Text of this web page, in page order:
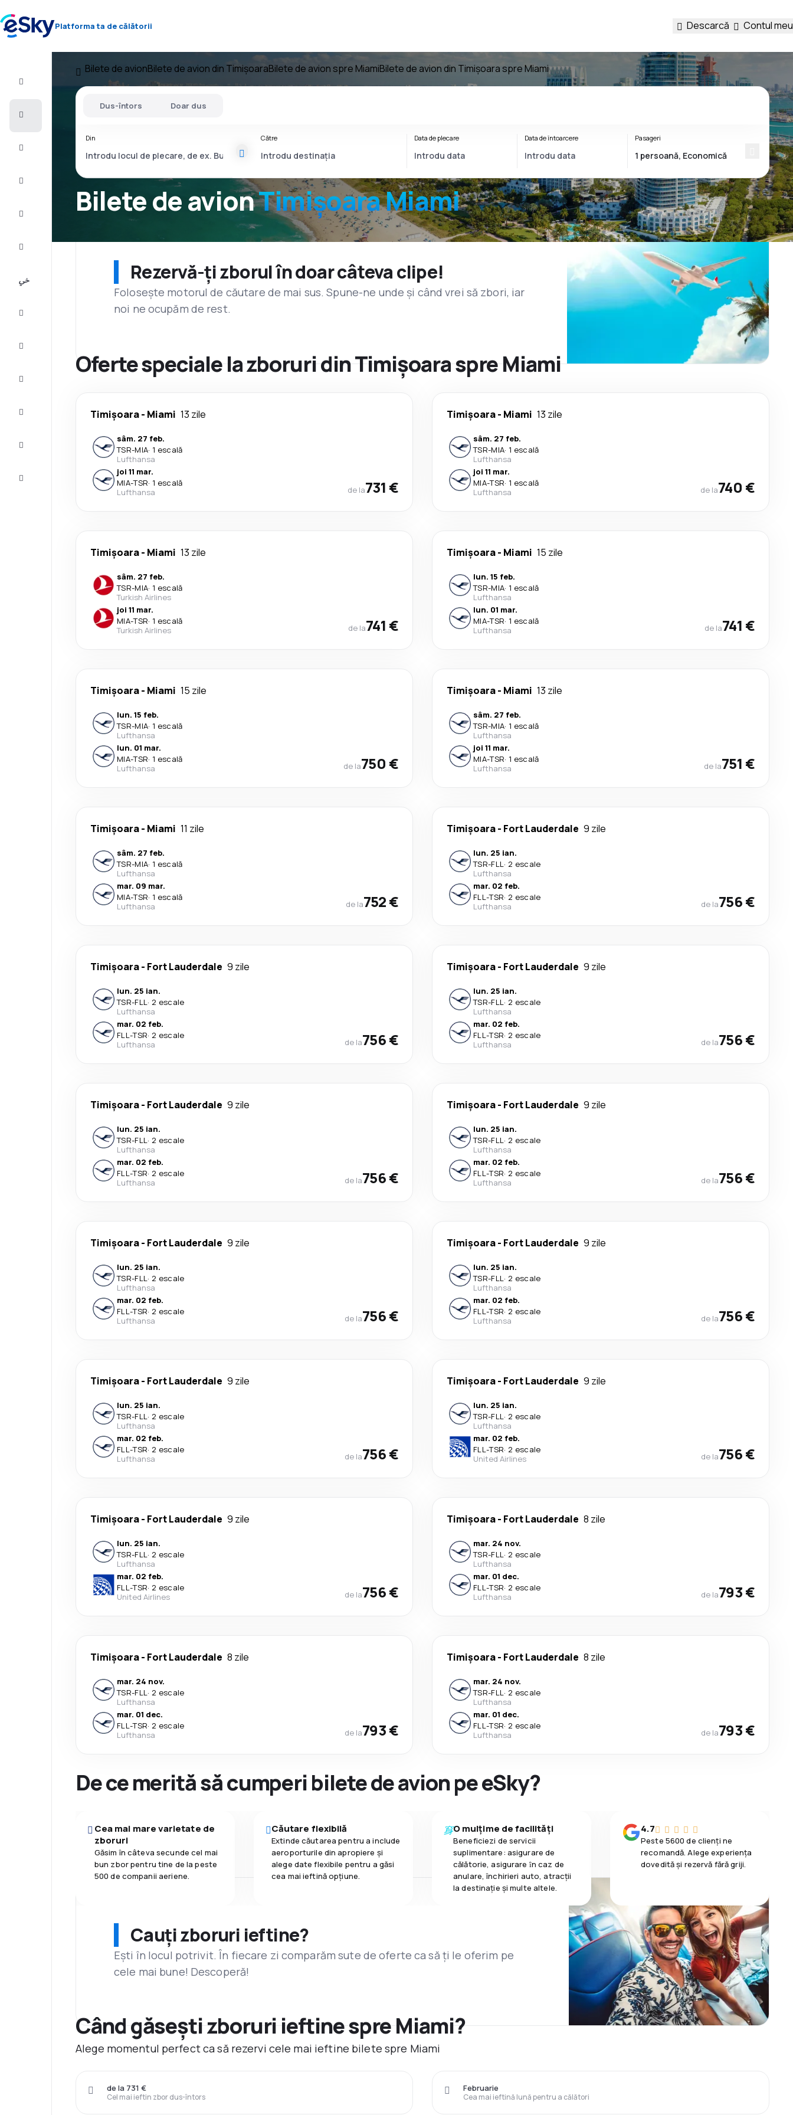
Platforma ta de călătorii Descarcă Contul meu
Bilete de avionBilete de avion din TimișoaraBilete de avion spre MiamiBilete de avion din Timișoara spre Miami
Bilete de avionTimișoara Miami
Dus-întors Doar dus
Din Către Data de plecare Data de întoarcere Pasageri
Rezervă-ți zborul în doar câteva clipe!
Folosește motorul de căutare de mai sus. Spune-ne unde și când vrei să zbori, iar
noi ne ocupăm de rest.
Oferte speciale la zboruri din Timișoara spre Miami
Timișoara- Miami 13 zile
sâm. 27 feb.
TSR-MIA· 1 escală
Lufthansa
joi 11 mar.
MIA-TSR· 1 escală
Lufthansa
de la731 €
Timișoara- Miami 13 zile
sâm. 27 feb.
TSR-MIA· 1 escală
Lufthansa
joi 11 mar.
MIA-TSR· 1 escală
Lufthansa
de la740 €
Timișoara- Miami 13 zile
sâm. 27 feb.
TSR-MIA· 1 escală
Turkish Airlines
joi 11 mar.
MIA-TSR· 1 escală
Turkish Airlines
de la741 €
Timișoara- Miami 15 zile
lun. 15 feb.
TSR-MIA· 1 escală
Lufthansa
lun. 01 mar.
MIA-TSR· 1 escală
Lufthansa
de la741 €
Timișoara- Miami 15 zile
lun. 15 feb.
TSR-MIA· 1 escală
Lufthansa
lun. 01 mar.
MIA-TSR· 1 escală
Lufthansa
de la750 €
Timișoara- Miami 13 zile
sâm. 27 feb.
TSR-MIA· 1 escală
Lufthansa
joi 11 mar.
MIA-TSR· 1 escală
Lufthansa
de la751 €
Timișoara- Miami 11 zile
sâm. 27 feb.
TSR-MIA· 1 escală
Lufthansa
mar. 09 mar.
MIA-TSR· 1 escală
Lufthansa
de la752 €
Timișoara- Fort Lauderdale 9 zile
lun. 25 ian.
TSR-FLL· 2 escale
Lufthansa
mar. 02 feb.
FLL-TSR· 2 escale
Lufthansa
de la756 €
Timișoara- Fort Lauderdale 9 zile
lun. 25 ian.
TSR-FLL· 2 escale
Lufthansa
mar. 02 feb.
FLL-TSR· 2 escale
Lufthansa
de la756 €
Timișoara- Fort Lauderdale 9 zile
lun. 25 ian.
TSR-FLL· 2 escale
Lufthansa
mar. 02 feb.
FLL-TSR· 2 escale
Lufthansa
de la756 €
Timișoara- Fort Lauderdale 9 zile
lun. 25 ian.
TSR-FLL· 2 escale
Lufthansa
mar. 02 feb.
FLL-TSR· 2 escale
Lufthansa
de la756 €
Timișoara- Fort Lauderdale 9 zile
lun. 25 ian.
TSR-FLL· 2 escale
Lufthansa
mar. 02 feb.
FLL-TSR· 2 escale
Lufthansa
de la756 €
Timișoara- Fort Lauderdale 9 zile
lun. 25 ian.
TSR-FLL· 2 escale
Lufthansa
mar. 02 feb.
FLL-TSR· 2 escale
Lufthansa
de la756 €
Timișoara- Fort Lauderdale 9 zile
lun. 25 ian.
TSR-FLL· 2 escale
Lufthansa
mar. 02 feb.
FLL-TSR· 2 escale
Lufthansa
de la756 €
Timișoara- Fort Lauderdale 9 zile
lun. 25 ian.
TSR-FLL· 2 escale
Lufthansa
mar. 02 feb.
FLL-TSR· 2 escale
Lufthansa
de la756 €
Timișoara- Fort Lauderdale 9 zile
lun. 25 ian.
TSR-FLL· 2 escale
Lufthansa
mar. 02 feb.
FLL-TSR· 2 escale
United Airlines
de la756 €
Timișoara- Fort Lauderdale 9 zile
lun. 25 ian.
TSR-FLL· 2 escale
Lufthansa
mar. 02 feb.
FLL-TSR· 2 escale
United Airlines
de la756 €
Timișoara- Fort Lauderdale 8 zile
mar. 24 nov.
TSR-FLL· 2 escale
Lufthansa
mar. 01 dec.
FLL-TSR· 2 escale
Lufthansa
de la793 €
Timișoara- Fort Lauderdale 8 zile
mar. 24 nov.
TSR-FLL· 2 escale
Lufthansa
mar. 01 dec.
FLL-TSR· 2 escale
Lufthansa
de la793 €
Timișoara- Fort Lauderdale 8 zile
mar. 24 nov.
TSR-FLL· 2 escale
Lufthansa
mar. 01 dec.
FLL-TSR· 2 escale
Lufthansa
de la793 €
De ce merită să cumperi bilete de avion pe eSky?
Cea mai mare varietate de
zboruri
Găsim în câteva secunde cel mai
bun zbor pentru tine de la peste
500 de companii aeriene.
Căutare flexibilă
Extinde căutarea pentru a include
aeroporturile din apropiere și
alege date flexibile pentru a găsi
cea mai ieftină opțiune.
O mulțime de facilități
Beneficiezi de servicii
suplimentare: asigurare de
călătorie, asigurare ȋn caz de
anulare, închirieri auto, atracții
la destinaţie și multe altele.
4.7
Peste 5600 de clienți ne
recomandă. Alege experiența
dovedită și rezervă fără griji.
Cauți zboruri ieftine?
Ești în locul potrivit. În fiecare zi comparăm sute de oferte ca să ți le oferim pe
cele mai bune! Descoperă!
Când găsești zboruri ieftine spre Miami?
Alege momentul perfect ca să rezervi cele mai ieftine bilete spre Miami
Cel mai ieftin zbor dus-întors
de la 731 €
Cea mai ieftină lună pentru a călători
Februarie